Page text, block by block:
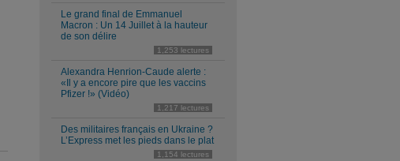
Le grand final de Emmanuel
Macron : Un 14 Juillet à la hauteur
de son délire
1,253 lectures
Alexandra Henrion-Caude alerte :
«Il y a encore pire que les vaccins
Pfizer !» (Vidéo)
1,217 lectures
Des militaires français en Ukraine ?
L’Express met les pieds dans le plat
1,154 lectures